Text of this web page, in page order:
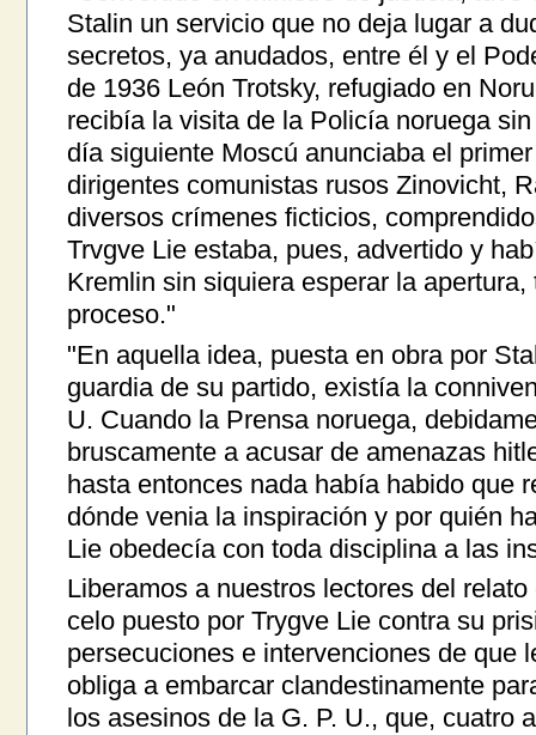
Stalin un servicio que no deja lugar a
secretos, ya anudados, entre él y el
de 1936 León Trotsky, refugiado en
recibía la visita de la Policía noruega
día siguiente Moscú anunciaba el
dirigentes comunistas rusos Zinovicht,
diversos crímenes ficticios,
Trvgve Lie estaba, pues, advertido y
Kremlin sin siquiera esperar la
proceso."
"En aquella idea, puesta en obra por
guardia de su partido, existía la
U. Cuando la Prensa noruega,
bruscamente a acusar de amenazas
hasta entonces nada había habido que
dónde venia la inspiración y por quién
Lie obedecía con toda disciplina a las
Liberamos a nuestros lectores del
celo puesto por Trygve Lie contra su
persecuciones e intervenciones de que
obliga a embarcar clandestinamente
los asesinos de la G. P. U., que, cuatro